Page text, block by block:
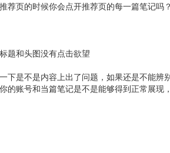
荐页的时候你会点开推荐页的每一篇笔记吗？
题和头图没有点击欲望
下是不是内容上出了问题，如果还是不能辨
的账号和当篇笔记是不是能够得到正常展现